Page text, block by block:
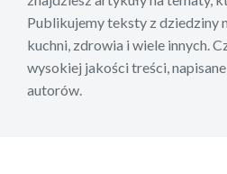
Publikujemy teksty z dziedziny
kuchni, zdrowia i wiele innych.
wysokiej jakości treści,
autorów.